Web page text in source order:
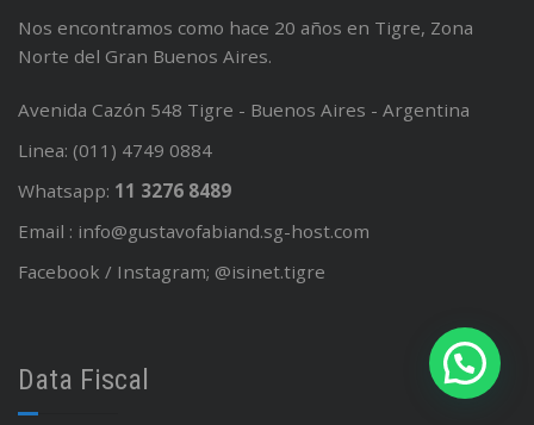
Nos encontramos como hace 20 años en Tigre, Zona
Norte del Gran Buenos Aires.
Avenida Cazón 548 Tigre - Buenos Aires - Argentina
Linea: (011) 4749 0884
Whatsapp: 11 3276 8489
Email : info@gustavofabiand.sg-host.com
Facebook / Instagram; @isinet.tigre
Data Fiscal